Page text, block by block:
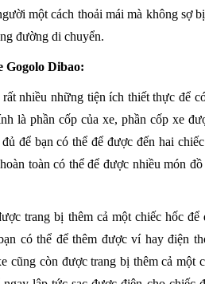
một cách thoải mái mà không sợ
đường di chuyển.
Gogolo Dibao:
nhiều những tiện ích thiết thực để
là phần cốp của xe, phần cốp xe
để bạn có thể để được đến hai
toàn có thể để được nhiều món
trang bị thêm cả một chiếc hốc để
có thể để thêm được ví hay điện
cũng còn được trang bị thêm cả một